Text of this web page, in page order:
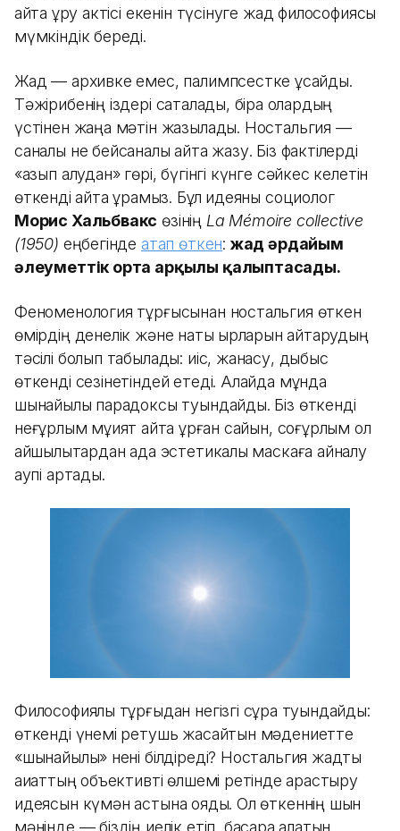
қайта құру актісі екенін түсінуге жад философиясы
мүмкіндік береді.
Жад — архивке емес, палимпсестке ұқсайды.
Тәжірибенің іздері сақталады, бірақ олардың
үстінен жаңа мәтін жазылады. Ностальгия —
саналы не бейсаналы қайта жазу. Біз фактілерді
«қазып алудан» гөрі, бүгінгі күнге сәйкес келетін
өткенді қайта құрамыз. Бұл идеяны социолог
Морис Хальбвакс өзінің La Mémoire collective
(1950) еңбегінде атап өткен: жад әрдайым
әлеуметтік орта арқылы қалыптасады.
Феноменология тұрғысынан ностальгия өткен
өмірдің денелік және нақты қырларын қайтарудың
тәсілі болып табылады: иіс, жанасу, дыбыс
өткенді сезінетіндей етеді. Алайда мұнда
шынайылық парадоксы туындайды. Біз өткенді
неғұрлым мұқият қайта құрған сайын, соғұрлым ол
қайшылықтардан ада эстетикалық маскаға айналу
қаупі артады.
Философиялық тұрғыдан негізгі сұрақ туындайды:
өткенді үнемі ретушь жасайтын мәдениетте
«шынайылық» нені білдіреді? Ностальгия жадты
ақиқаттың объективті өлшемі ретінде қарастыру
идеясын күмән астына қояды. Ол өткеннің шын
мәнінде — біздің иелік етіп, басқара алатын